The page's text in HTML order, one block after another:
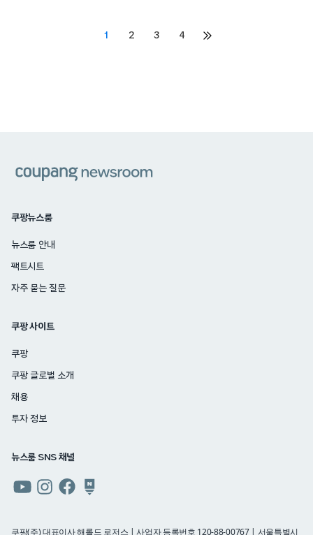
1 2 3 4
다음
쿠팡뉴스룸
뉴스룸 안내
팩트시트
자주 묻는 질문
쿠팡 사이트
쿠팡
쿠팡 글로벌 소개
채용
투자 정보
뉴스룸 SNS 채널
유튜브인스타그램
페이스북네이버
쿠팡(주) 대표이사 해롤드 로저스 | 사업자 등록번호 120-88-00767 | 서울특별시